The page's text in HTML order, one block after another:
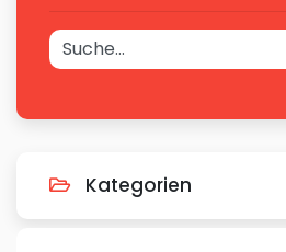
Kategorien